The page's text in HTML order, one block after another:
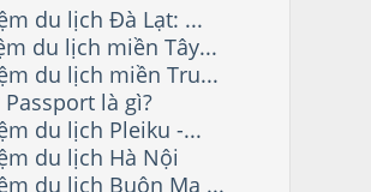
du lịch Đà Lạt: ...
du lịch miền Tây...
du lịch miền Tru...
Passport là gì?
du lịch Pleiku -...
du lịch Hà Nội
du lịch Buôn Ma ...